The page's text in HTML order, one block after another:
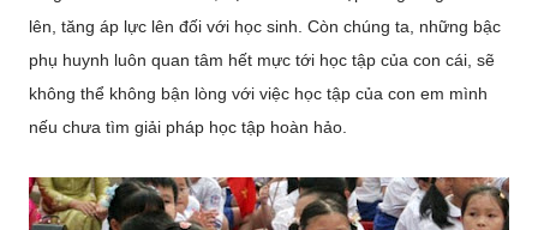
lên, tăng áp lực lên đối với học sinh. Còn chúng ta, những bậc
phụ huynh luôn quan tâm hết mực tới học tập của con cái, sẽ
không thể không bận lòng với việc học tập của con em mình
nếu chưa tìm giải pháp học tập hoàn hảo.